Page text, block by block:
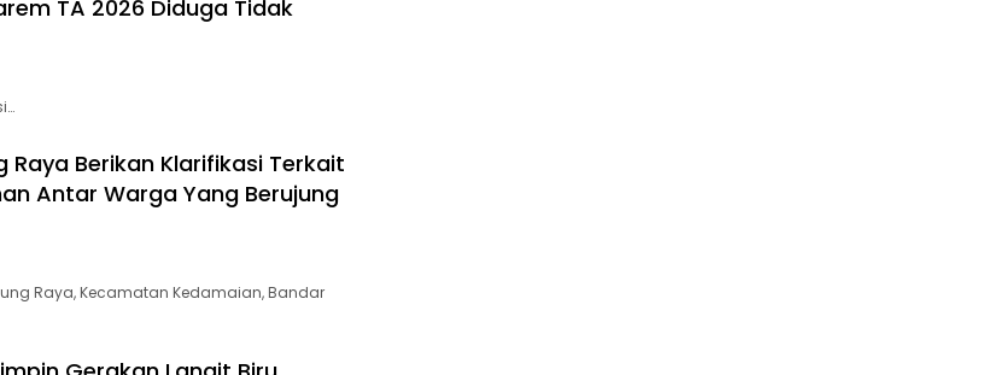
TA 2026 Diduga Tidak
Raya Berikan Klarifikasi Terkait
Antar Warga Yang Berujung
Raya, Kecamatan Kedamaian, Bandar